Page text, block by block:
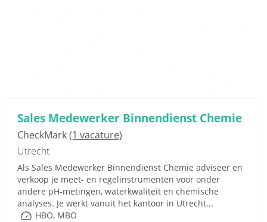
Sales Medewerker Binnendienst Chemie
CheckMark(1 vacature)
Utrecht
Als Sales Medewerker Binnendienst Chemie adviseer en
verkoop je meet- en regelinstrumenten voor onder
andere pH-metingen, waterkwaliteit en chemische
analyses. Je werkt vanuit het kantoor in Utrecht...
HBO, MBO